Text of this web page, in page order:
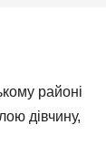
районі
дівчину,